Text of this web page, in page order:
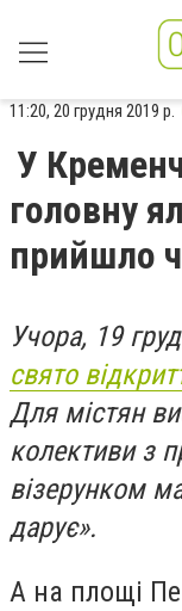
11:20, 20 грудня 2019 р.
У
головну
прийшло
Учора, 19
свято
Для містян
колективи з
візерунком
дарує».
А на площі